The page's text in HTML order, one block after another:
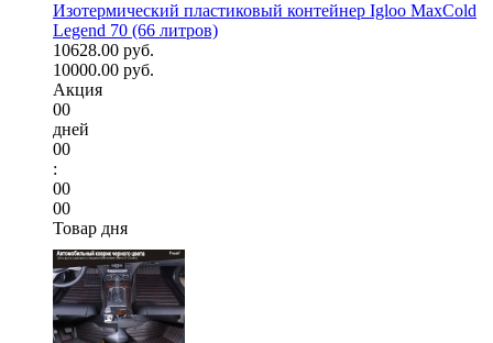
Изотермический пластиковый контейнер Igloo MaxCold
Legend 70 (66 литров)
10628.00 руб.
10000.00 руб.
Акция
00
дней
00
:
00
00
Товар дня